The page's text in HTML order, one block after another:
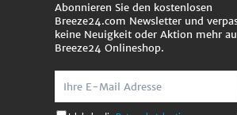
Abonnieren Sie den kostenlosen
Breeze24.com Newsletter und
keine Neuigkeit oder Aktion mehr
Breeze24 Onlineshop.